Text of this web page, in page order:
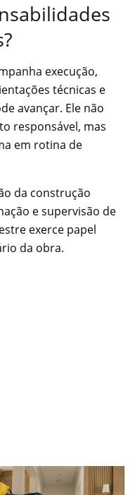
execução,
técnicas e
avançar. Ele não
responsável, mas
em rotina de
da construção
e supervisão de
exerce papel
da obra.